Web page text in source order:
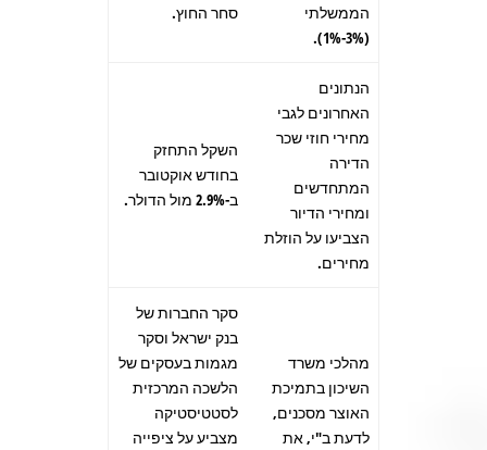
הממשלתי
(3%-1%).
סחר החוץ.
הנתונים
האחרונים לגבי
מחירי חוזי שכר
הדירה
המתחדשים
ומחירי הדיור
הצביעו על הוזלת
מחירים.
השקל התחזק
בחודש אוקטובר
ב-2.9% מול הדולר.
מהלכי משרד
השיכון בתמיכת
האוצר מסכנים,
לדעת ב"י, את
סקר החברות של
בנק ישראל וסקר
מגמות בעסקים של
הלשכה המרכזית
לסטטיסטיקה
מצביע על ציפייה